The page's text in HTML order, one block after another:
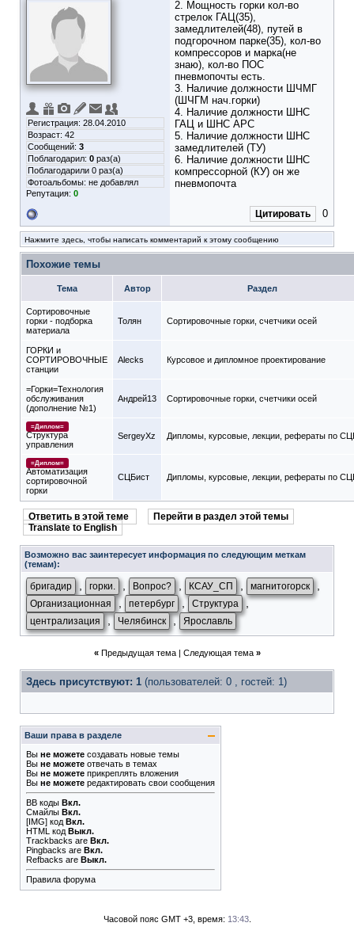
Регистрация: 28.04.2010
Возраст: 42
Сообщений: 3
Поблагодарил: 0 раз(а)
Поблагодарили 0 раз(а)
Фотоальбомы: не добавлял
Репутация: 0
2. Мощность горки кол-во
стрелок ГАЦ(35),
замедлителей(48), путей в
подгорочном парке(35), кол-во
компрессоров и марка(не
знаю), кол-во ПОС
пневмопочты есть.
3. Наличие должности ШЧМГ
(ШЧГМ нач.горки)
4. Наличие должности ШНС
ГАЦ и ШНС АРС
5. Наличие должности ШНС
замедлителей (ТУ)
6. Наличие должности ШНС
компрессорной (КУ) он же
пневмопочта
Цитировать 0
Нажмите здесь, чтобы написать комментарий к этому сообщению
Похожие темы
Тема Автор Раздел
Сортировочные
горки - подборка
материала
Толян Сортировочные горки, счетчики осей
ГОРКИ и
СОРТИРОВОЧНЫЕ
станции
Alecks Курсовое и дипломное проектирование
=Горки=Технология
обслуживания
(дополнение №1)
Андрей13 Сортировочные горки, счетчики осей
=Диплом=
Структура
управления
SergeyXz Дипломы, курсовые, лекции, рефераты по
=Диплом=
Автоматизация
сортировочной
горки
СЦБист Дипломы, курсовые, лекции, рефераты по
Ответить в этой теме
Перейти в раздел этой темы
Translate to English
Возможно вас заинтересует информация по следующим меткам
(темам):
бригадир горки. Вопрос? КСАУ_СП магнитогорск
Организационная петербург Структура ,
централизация , Челябинск , Ярославль
« Предыдущая тема| Следующая тема »
Здесь присутствуют: 1 (пользователей: 0 , гостей: 1)
Ваши права в разделе
Вы не можете создавать новые темы
Вы не можете отвечать в темах
Вы не можете прикреплять вложения
Вы не можете редактировать свои сообщения
BB коды Вкл.
Смайлы Вкл.
[IMG] код Вкл.
HTML код Выкл.
Trackbacks are Вкл.
Pingbacks are Вкл.
Refbacks are Выкл.
Правила форума
Часовой пояс GMT +3, время: 13:43.